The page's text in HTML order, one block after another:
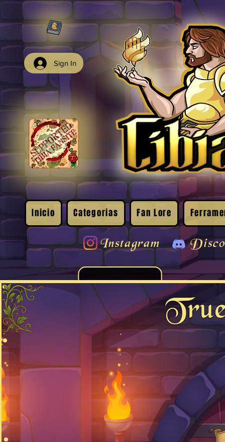
Sign In
Inicio Categorias Fan Lore
Instagram